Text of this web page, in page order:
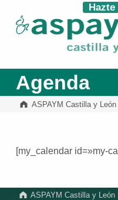
Agenda
ASPAYM Castilla y León
[my_calendar id=»my-
ASPAYM Castilla y León